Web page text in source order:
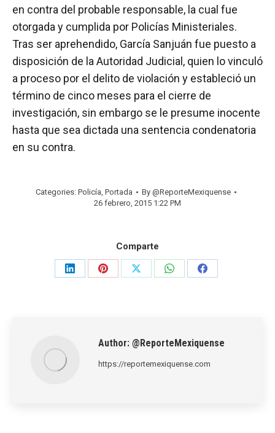
en contra del probable responsable, la cual fue
otorgada y cumplida por Policías Ministeriales.
Tras ser aprehendido, García Sanjuán fue puesto a
disposición de la Autoridad Judicial, quien lo vinculó
a proceso por el delito de violación y estableció un
término de cinco meses para el cierre de
investigación, sin embargo se le presume inocente
hasta que sea dictada una sentencia condenatoria
en su contra.
Categories: Policía, Portada By @ReporteMexiquense
26 febrero, 2015 1:22 PM
Comparte
Share
Share
Share
Share
Share
Author: @ReporteMexiquense
https://reportemexiquense.com